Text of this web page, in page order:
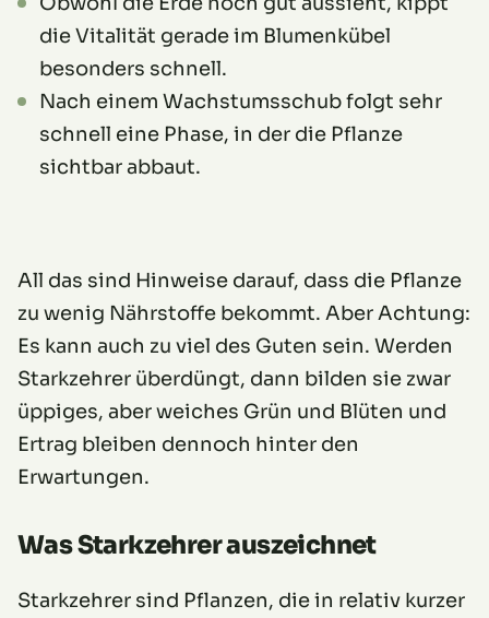
die Vitalität gerade im Blumenkübel
besonders schnell.
Nach einem Wachstumsschub folgt sehr
schnell eine Phase, in der die Pflanze
sichtbar abbaut.
All das sind Hinweise darauf, dass die Pflanze
zu wenig Nährstoffe bekommt. Aber Achtung:
Es kann auch zu viel des Guten sein. Werden
Starkzehrer überdüngt, dann bilden sie zwar
üppiges, aber weiches Grün und Blüten und
Ertrag bleiben dennoch hinter den
Erwartungen.
Was Starkzehrer auszeichnet
Starkzehrer sind Pflanzen, die in relativ kurzer